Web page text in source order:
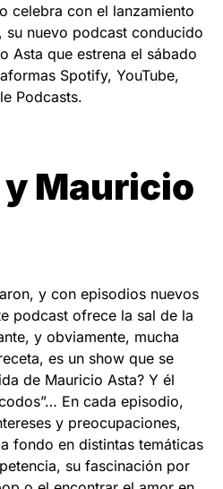
celebra con el lanzamiento
su nuevo podcast conducido
Asta que estrena el sábado
Spotify, YouTube,
Podcasts.
Mauricio
y con episodios nuevos
podcast ofrece la sal de la
y obviamente, mucha
es un show que se
de Mauricio Asta? Y él
En cada episodio,
y preocupaciones,
fondo en distintas temáticas
su fascinación por